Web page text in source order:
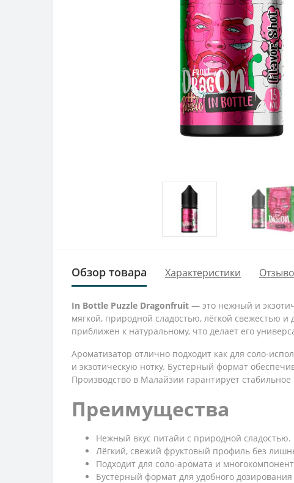
Обзор товара Характеристики
In Bottle Puzzle Dragonfruit — это нежный и
мягкой, природной сладостью, лёгкой свежестью
приближен к натуральному, что делает его
Ароматизатор отлично подходит как для соло-
и экзотическую нотку. Бустерный формат
Производство в Малайзии гарантирует
Преимущества
Нежный вкус питайи с природной сладостью.
Лёгкий, свежий фруктовый профиль без
Подходит для соло-аромата и
Бустерный формат для удобного